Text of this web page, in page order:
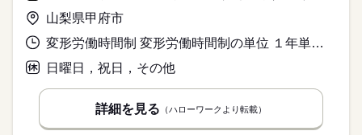
山梨県甲府市
変形労働時間制 変形労働時間制の単位 １年単位 就業時間１ 8時00分〜17時00分
日曜日，祝日，その他
詳細を見る （ハローワークより転載）